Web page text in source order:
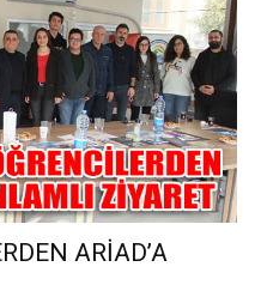
ARİAD’A